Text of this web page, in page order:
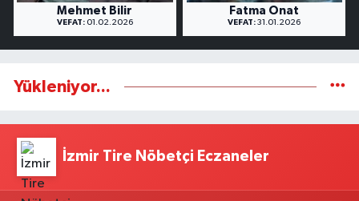
Mehmet Bilir
VEFAT:01.02.2026
Fatma Onat
VEFAT: 31.01.2026
Yükleniyor...
İzmir Tire Nöbetçi Eczaneler